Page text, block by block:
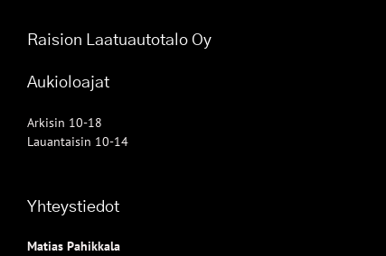
Raision Laatuautotalo Oy
Aukioloajat
Arkisin 10-18
Lauantaisin 10-14
Yhteystiedot
Matias Pahikkala